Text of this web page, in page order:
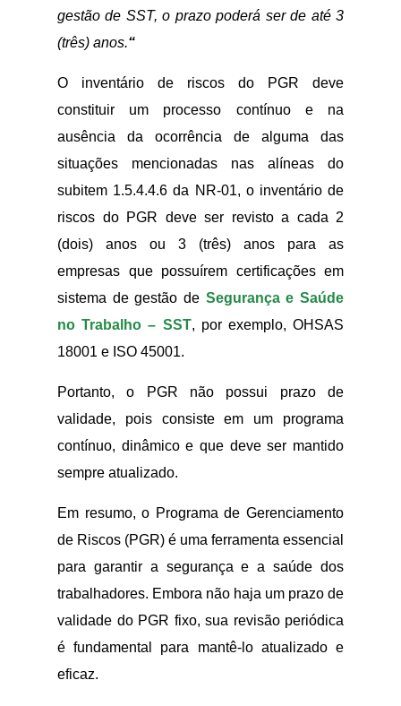
gestão de SST, o prazo poderá ser de até 3
(três) anos.“
O inventário de riscos do PGR deve
constituir um processo contínuo e na
ausência da ocorrência de alguma das
situações mencionadas nas alíneas do
subitem 1.5.4.4.6 da NR-01, o inventário de
riscos do PGR deve ser revisto a cada 2
(dois) anos ou 3 (três) anos para as
empresas que possuírem certificações em
sistema de gestão de Segurança e Saúde
no Trabalho – SST, por exemplo, OHSAS
18001 e ISO 45001.
Portanto, o PGR não possui prazo de
validade, pois consiste em um programa
contínuo, dinâmico e que deve ser mantido
sempre atualizado.
Em resumo, o Programa de Gerenciamento
de Riscos (PGR) é uma ferramenta essencial
para garantir a segurança e a saúde dos
trabalhadores. Embora não haja um prazo de
validade do PGR fixo, sua revisão periódica
é fundamental para mantê-lo atualizado e
eficaz.